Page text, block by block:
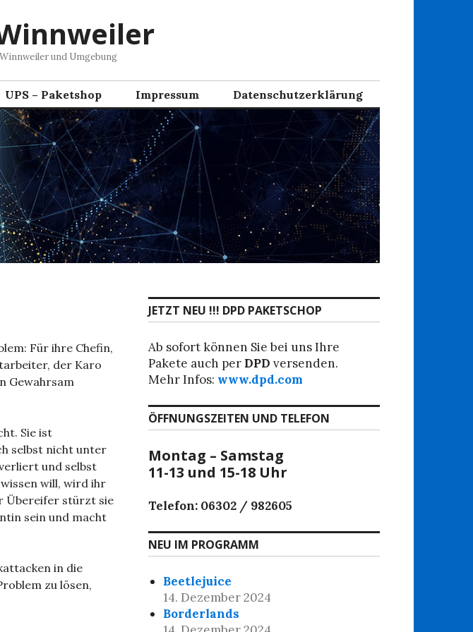
und Umgebung
UPS – Paketshop Impressum Datenschutzerklärung
Für ihre Chefin,
der Karo
Gewahrsam
Sie ist
selbst nicht unter
und selbst
will, wird ihr
Übereifer stürzt sie
sein und macht
in die
zu lösen,
JETZT NEU !!! DPD PAKETSCHOP
Ab sofort können Sie bei uns Ihre
Pakete auch per DPD versenden.
Mehr Infos: www.dpd.com
ÖFFNUNGSZEITEN UND TELEFON
Montag – Samstag
11-13 und 15-18 Uhr
Telefon: 06302 / 982605
NEU IM PROGRAMM
Beetlejuice
14. Dezember 2024
Borderlands